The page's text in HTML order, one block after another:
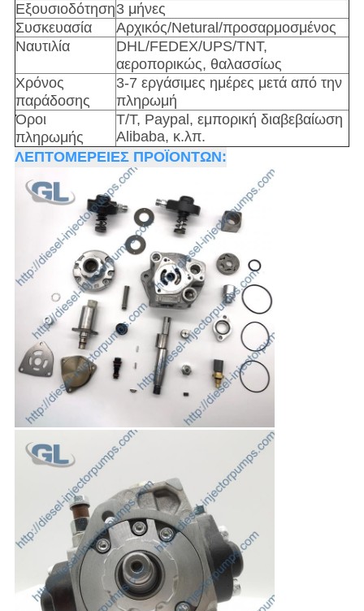
Εξουσιοδότηση3 μήνες
Συσκευασία
Αρχικός/Netural/προσαρμοσμένος
Ναυτιλία
DHL/FEDEX/UPS/TNT,
αεροπορικώς, θαλασσίως
Χρόνος
παράδοσης
3-7 εργάσιμες ημέρες μετά από την
πληρωμή
Όροι
πληρωμής
T/T, Paypal, εμπορική διαβεβαίωση
Alibaba, κ.λπ.
ΛΕΠΤΟΜΕΡΕΙΕΣ ΠΡΟΪΟΝΤΩΝ: